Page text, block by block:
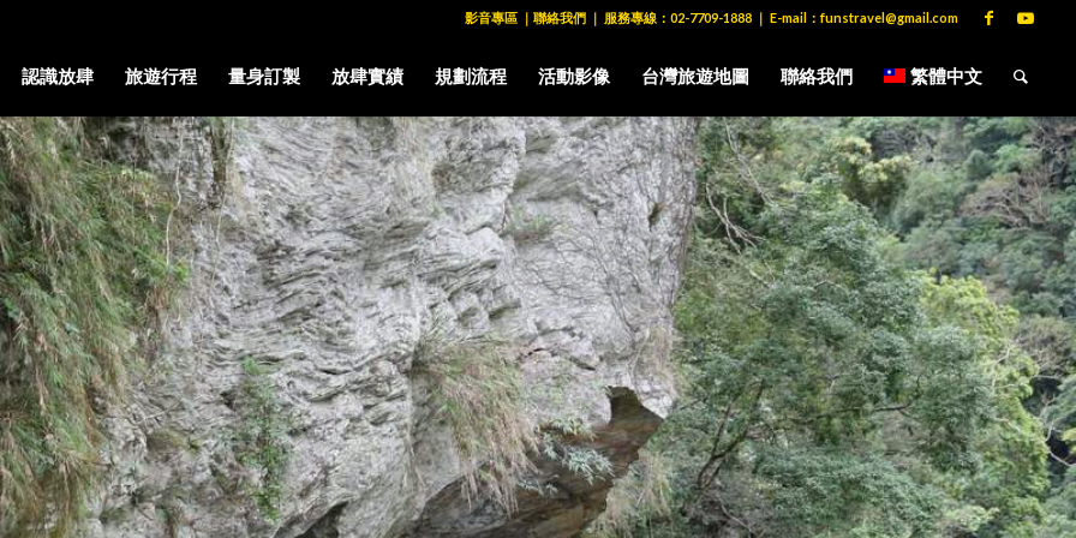
影音專區 ｜聯絡我們 ｜ 服務專線：02-7709-1888 ｜ E-mail：funstravel@gmail.com
認識放肆 旅遊行程 量身訂製 放肆實績 規劃流程 活動影像 台灣旅遊地圖 聯絡我們 繁體中文